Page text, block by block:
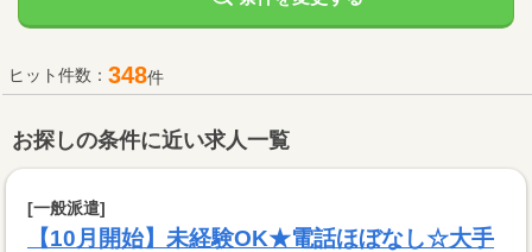
ヒット件数： 348件
お探しの条件に近い求人一覧
[一般派遣]
【10月開始】未経験OK★電話ほぼなし☆大手